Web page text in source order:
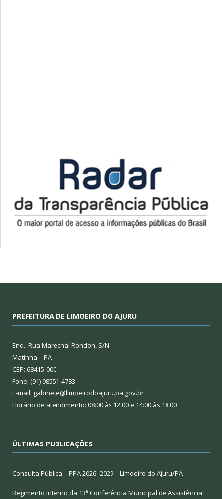
PREFEITURA DE LIMOEIRO DO AJURU
End.: Rua Marechal Rondon, S/N
Matinha – PA
CEP: 68415-000
Fone: (91) 98551-4783
E-mail: gabinete@limoeirodoajuru.pa.gov.br
Horário de atendimento: 08:00 às 12:00 e 14:00 às 18:00
ÚLTIMAS PUBLICAÇÕES
Consulta Pública – PPA 2026–2029 – Limoeiro do Ajuru/PA
Regimento Interno da 13ª Conferência Municipal de Assistência